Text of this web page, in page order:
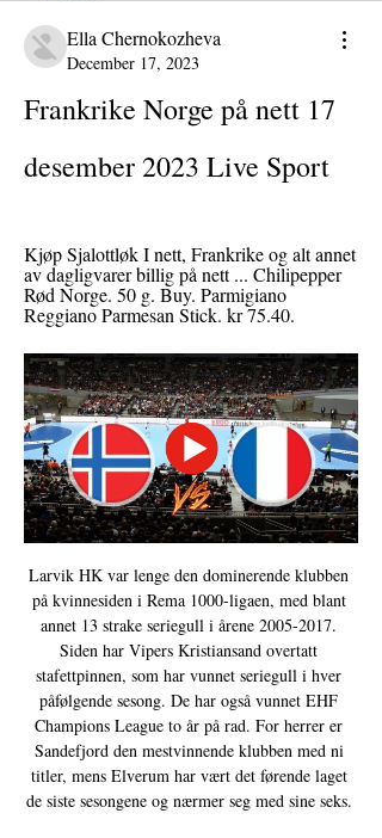
Ella Chernokozheva
December 17, 2023
Frankrike Norge på nett 17
desember 2023 Live Sport
Kjøp Sjalottløk I nett, Frankrike og alt annet
av dagligvarer billig på nett ... Chilipepper
Rød Norge. 50 g. Buy. Parmigiano
Reggiano Parmesan Stick. kr 75.40.
Larvik HK var lenge den dominerende klubben
på kvinnesiden i Rema 1000-ligaen, med blant
annet 13 strake seriegull i årene 2005-2017.
Siden har Vipers Kristiansand overtatt
stafettpinnen, som har vunnet seriegull i hver
påfølgende sesong. De har også vunnet EHF
Champions League to år på rad. For herrer er
Sandefjord den mestvinnende klubben med ni
titler, mens Elverum har vært det førende laget
de siste sesongene og nærmer seg med sine seks.